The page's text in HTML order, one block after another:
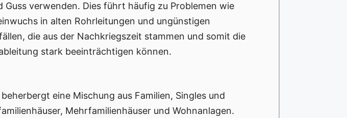
Guss verwenden. Dies führt häufig zu Problemen wie
in alten Rohrleitungen und ungünstigen
die aus der Nachkriegszeit stammen und somit die
stark beeinträchtigen können.
eine Mischung aus Familien, Singles und
Mehrfamilienhäuser und Wohnanlagen.